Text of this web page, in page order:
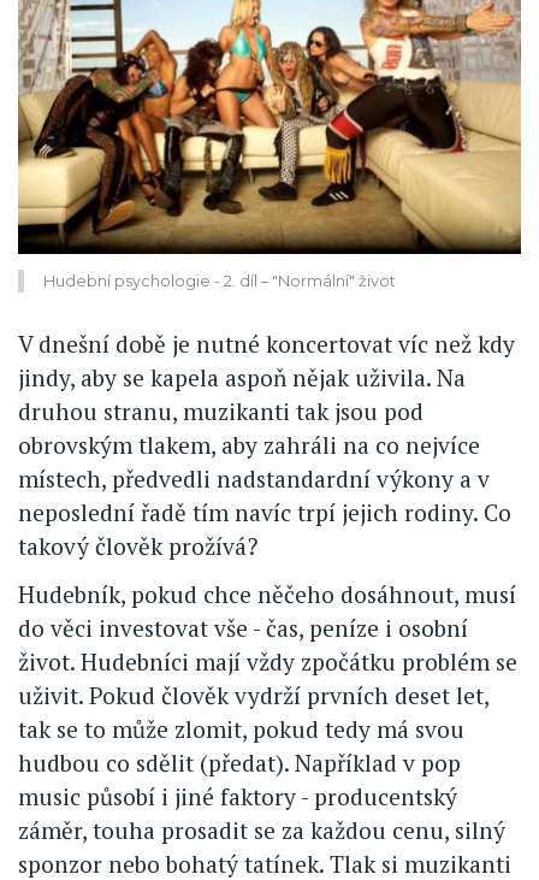
Hudební psychologie - 2. díl – "Normální" život
V dnešní době je nutné koncertovat víc než kdy
jindy, aby se kapela aspoň nějak uživila. Na
druhou stranu, muzikanti tak jsou pod
obrovským tlakem, aby zahráli na co nejvíce
místech, předvedli nadstandardní výkony a v
neposlední řadě tím navíc trpí jejich rodiny. Co
takový člověk prožívá?
Hudebník, pokud chce něčeho dosáhnout, musí
do věci investovat vše - čas, peníze i osobní
život. Hudebníci mají vždy zpočátku problém se
uživit. Pokud člověk vydrží prvních deset let,
tak se to může zlomit, pokud tedy má svou
hudbou co sdělit (předat). Například v pop
music působí i jiné faktory - producentský
záměr, touha prosadit se za každou cenu, silný
sponzor nebo bohatý tatínek. Tlak si muzikanti